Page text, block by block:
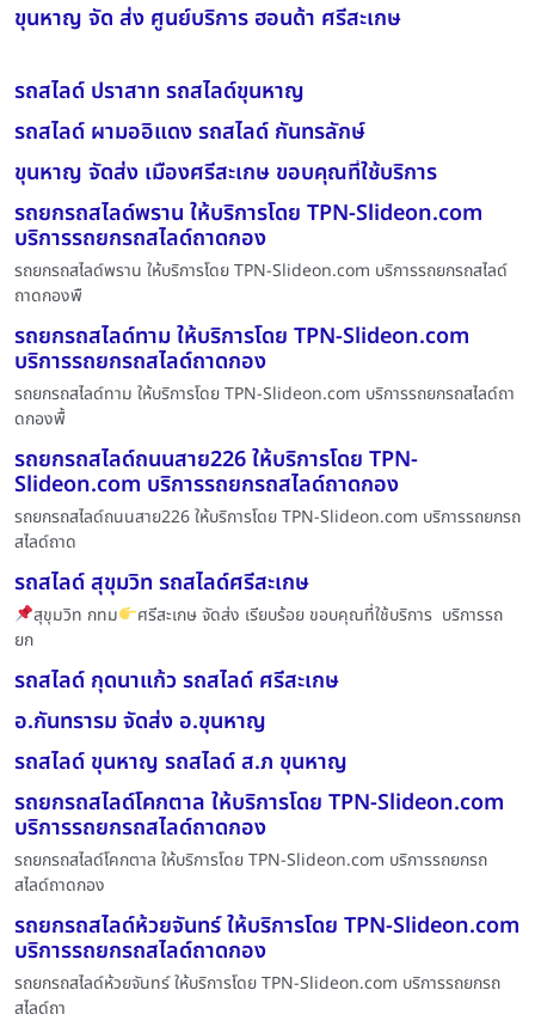
ขุนหาญ จัด ส่ง ศูนย์บริการ ฮอนด้า ศรีสะเกษ
รถสไลด์ ปราสาท รถสไลด์ขุนหาญ
รถสไลด์ ผามออิแดง รถสไลด์ กันทรลักษ์
ขุนหาญ จัดส่ง เมืองศรีสะเกษ ขอบคุณที่ใช้บริการ
รถยกรถสไลด์พราน ให้บริการโดย TPN-Slideon.com
บริการรถยกรถสไลด์ถาดกอง
รถยกรถสไลด์พราน ให้บริการโดย TPN-Slideon.com บริการรถยกรถสไลด์
ถาดกองพื
รถยกรถสไลด์ทาม ให้บริการโดย TPN-Slideon.com
บริการรถยกรถสไลด์ถาดกอง
รถยกรถสไลด์ทาม ให้บริการโดย TPN-Slideon.com บริการรถยกรถสไลด์ถา
ดกองพื้
รถยกรถสไลด์ถนนสาย226 ให้บริการโดย TPN-
Slideon.com บริการรถยกรถสไลด์ถาดกอง
รถยกรถสไลด์ถนนสาย226 ให้บริการโดย TPN-Slideon.com บริการรถยกรถ
สไลด์ถาด
รถสไลด์ สุขุมวิท รถสไลด์ศรีสะเกษ
สุขุมวิท กทม
ศรีสะเกษ จัดส่ง เรียบร้อย ขอบคุณที่ใช้บริการ บริการรถ
ยก
รถสไลด์ กุดนาแก้ว รถสไลด์ ศรีสะเกษ
อ.กันทรารม จัดส่ง อ.ขุนหาญ
รถสไลด์ ขุนหาญ รถสไลด์ ส.ภ ขุนหาญ
รถยกรถสไลด์โคกตาล ให้บริการโดย TPN-Slideon.com
บริการรถยกรถสไลด์ถาดกอง
รถยกรถสไลด์โคกตาล ให้บริการโดย TPN-Slideon.com บริการรถยกรถ
สไลด์ถาดกอง
รถยกรถสไลด์ห้วยจันทร์ ให้บริการโดย TPN-Slideon.com
บริการรถยกรถสไลด์ถาดกอง
รถยกรถสไลด์ห้วยจันทร์ ให้บริการโดย TPN-Slideon.com บริการรถยกรถ
สไลด์ถา